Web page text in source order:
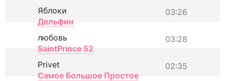
03:26
Яблоки
Дельфин
03:28
любовь
SaintPrince 52
02:35
Privet
Самое Большое Простое